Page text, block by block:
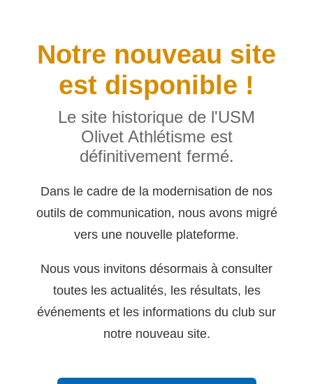
Notre nouveau site
est disponible !
Le site historique de l'USM
Olivet Athlétisme est
définitivement fermé.
Dans le cadre de la modernisation de nos
outils de communication, nous avons migré
vers une nouvelle plateforme.
Nous vous invitons désormais à consulter
toutes les actualités, les résultats, les
événements et les informations du club sur
notre nouveau site.